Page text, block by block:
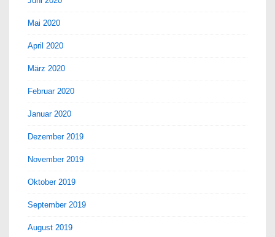
Mai 2020
April 2020
März 2020
Februar 2020
Januar 2020
Dezember 2019
November 2019
Oktober 2019
September 2019
August 2019